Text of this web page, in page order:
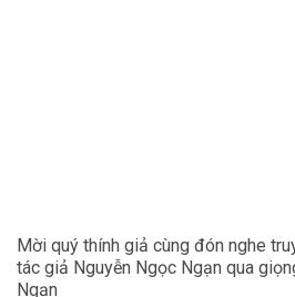
Mời quý thính giả cùng đón nghe
tác giả Nguyễn Ngọc Ngạn qua
Ngạn